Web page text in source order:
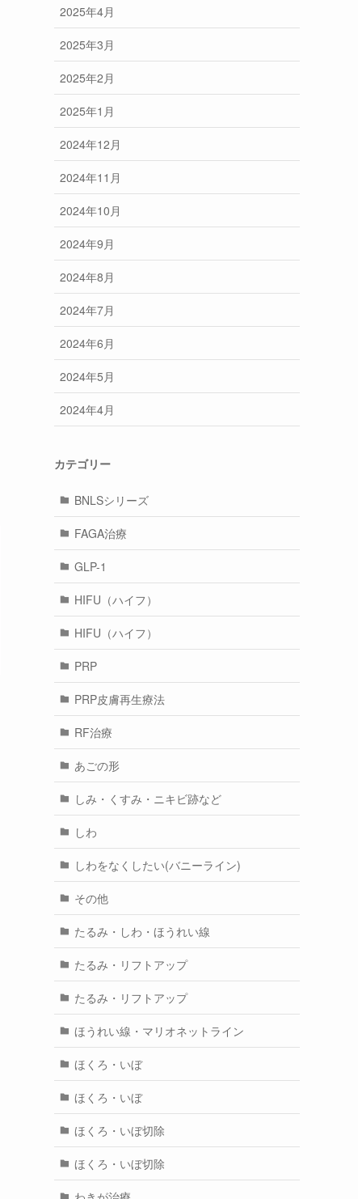
2025年4月
2025年3月
2025年2月
2025年1月
2024年12月
2024年11月
2024年10月
2024年9月
2024年8月
2024年7月
2024年6月
2024年5月
2024年4月
カテゴリー
BNLSシリーズ
FAGA治療
GLP-1
HIFU（ハイフ）
HIFU（ハイフ）
PRP
PRP皮膚再生療法
RF治療
あごの形
しみ・くすみ・ニキビ跡など
しわ
しわをなくしたい(バニーライン)
その他
たるみ・しわ・ほうれい線
たるみ・リフトアップ
たるみ・リフトアップ
ほうれい線・マリオネットライン
ほくろ・いぼ
ほくろ・いぼ
ほくろ・いぼ切除
ほくろ・いぼ切除